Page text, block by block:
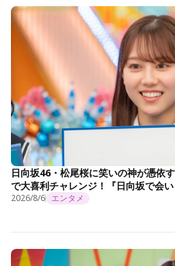
日向坂46・松尾桜に笑いの神が憑依
で大喜利チャレンジ！『日向坂で会
2026/8/6 エンタメ